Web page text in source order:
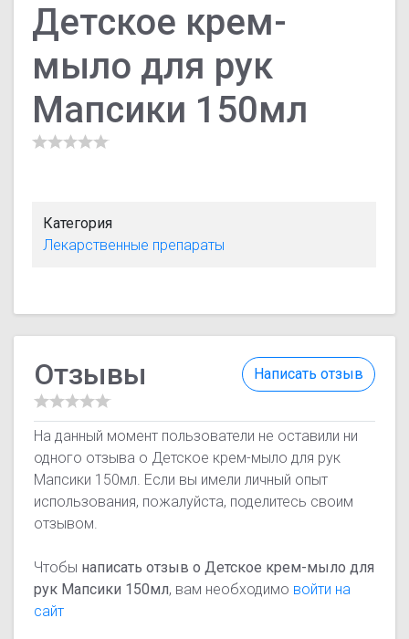
Детское крем-
мыло для рук
Мапсики 150мл
Категория
Лекарственные препараты
Написать отзыв
Отзывы
На данный момент пользователи не оставили ни
одного отзыва о Детское крем-мыло для рук
Мапсики 150мл. Если вы имели личный опыт
использования, пожалуйста, поделитесь своим
отзывом.
Чтобы написать отзыв о Детское крем-мыло для
рук Мапсики 150мл, вам необходимо войти на
сайт